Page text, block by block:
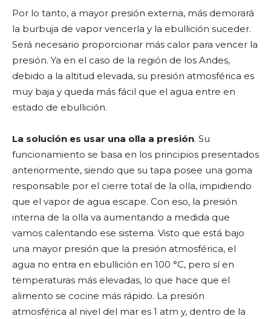
Por lo tanto, a mayor presión externa, más demorará
la burbuja de vapor vencerla y la ebullición suceder.
Será necesario proporcionar más calor para vencer la
presión. Ya en el caso de la región de los Andes,
debido a la altitud elevada, su presión atmosférica es
muy baja y queda más fácil que el agua entre en
estado de ebullición.
La solución es usar una olla a presión. Su
funcionamiento se basa en los principios presentados
anteriormente, siendo que su tapa posee una goma
responsable por el cierre total de la olla, impidiendo
que el vapor de agua escape. Con eso, la presión
interna de la olla va aumentando a medida que
vamos calentando ese sistema. Visto que está bajo
una mayor presión que la presión atmosférica, el
agua no entra en ebullición en 100 °C, pero sí en
temperaturas más elevadas, lo que hace que el
alimento se cocine más rápido. La presión
atmosférica al nivel del mar es 1 atm y, dentro de la